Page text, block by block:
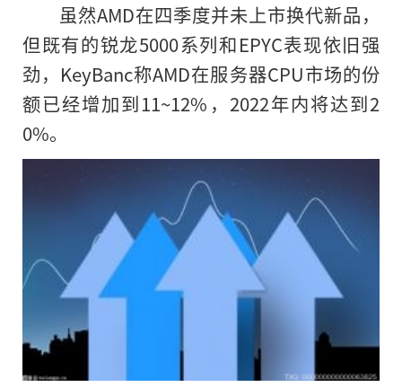
虽然AMD在四季度并未上市换代新品，
但既有的锐龙5000系列和EPYC表现依旧强
劲，KeyBanc称AMD在服务器CPU市场的份
额已经增加到11~12%，2022年内将达到2
0%。